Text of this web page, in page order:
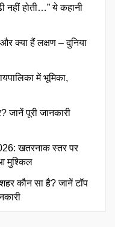
नहीं होती…” ये कहानी
क्या हैं लक्षण – दुनिया
में भूमिका,
जानें पूरी जानकारी
खतरनाक स्तर पर
मुश्किल
कौन सा है? जानें टॉप